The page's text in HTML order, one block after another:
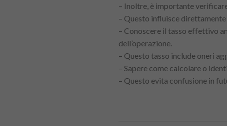
– Inoltre, è importante
– Questo influisce direttamente
– Conoscere il tasso effettivo
dell’operazione.
– Questo tasso include oneri
– Sapere come calcolare o
– Questo evita confusione in